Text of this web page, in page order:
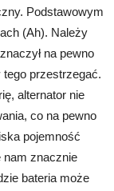
Podstawowym
(Ah). Należy
na pewno
przestrzegać.
alternator nie
co na pewno
pojemność
nam znacznie
bateria może